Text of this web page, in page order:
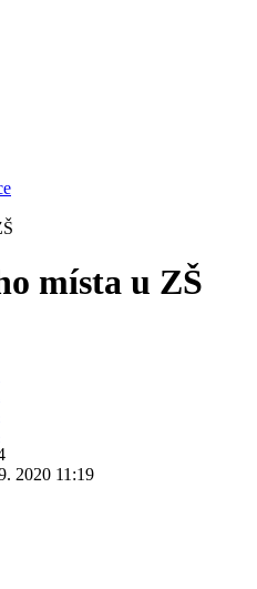
místa u ZŠ
2020 11:19